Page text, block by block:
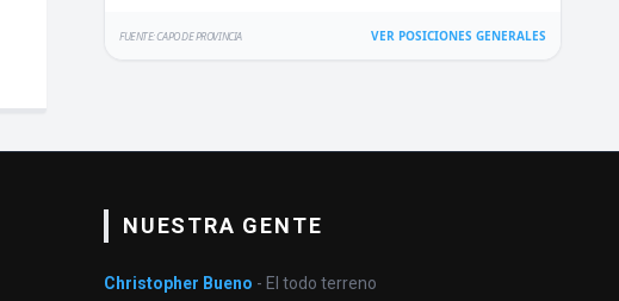
FUENTE: CAPO DE PROVINCIA VER POSICIONES GENERALES
NUESTRA GENTE
Christopher Bueno - El todo terreno